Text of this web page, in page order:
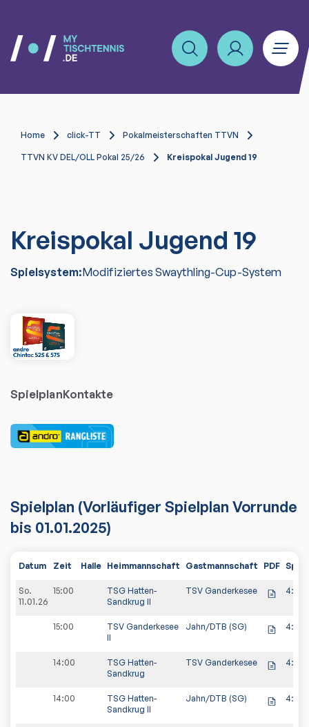
Home click-TT Pokalmeisterschaften TTVN
TTVN KV DEL/OLL Pokal 25/26 Kreispokal Jugend 19
Kreispokal Jugend 19
Spielsystem:Modifiziertes Swaythling-Cup-System
SpielplanKontakte
Spielplan (Vorläufiger Spielplan Vorrunde
bis 01.01.2025)
Datum Zeit Halle Heimmannschaft Gastmannschaft PDF
So.
11.01.26
15:00
TSG Hatten-
Sandkrug II
TSV Ganderkesee 4:2
15:00
TSV Ganderkesee
II
Jahn/DTB (SG) 4:2
14:00
TSG Hatten-
Sandkrug
TSV Ganderkesee 4:0
14:00
TSG Hatten-
Sandkrug II
Jahn/DTB (SG) 4:0